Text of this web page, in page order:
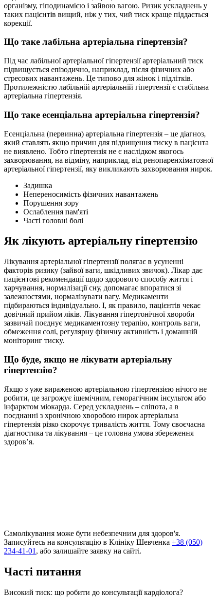
організму, гіподинамією і зайвою вагою. Ризик ускладнень у
таких пацієнтів вищий, ніж у тих, чий тиск краще піддається
корекції.
Що таке лабільна артеріальна гіпертензія?
Під час лабільної артеріальної гіпертензії артеріальний тиск
підвищується епізодично, наприклад, після фізичних або
стресових навантажень. Це типово для жінок і підлітків.
Протилежністю лабільній артеріальній гіпертензії є стабільна
артеріальна гіпертензія.
Що таке есенціальна артеріальна гіпертензія?
Есенціальна (первинна) артеріальна гіпертензія – це діагноз,
який ставлять якщо причин для підвищення тиску в пацієнта
не виявлено. Тобто гіпертензія не є наслідком якогось
захворювання, на відміну, наприклад, від ренопаренхіматозної
артеріальної гіпертензії, яку викликають захворювання нирок.
Задишка
Непереносимість фізичних навантажень
Порушення зору
Ослаблення пам'яті
Часті головні болі
Як лікують артеріальну гіпертензію
Лікування артеріальної гіпертензії полягає в усуненні
факторів ризику (зайвої ваги, шкідливих звичок). Лікар дає
пацієнтові рекомендації щодо здорового способу життя і
харчування, нормалізації сну, допомагає впоратися зі
залежностями, нормалізувати вагу. Медикаменти
підбираються індивідуально. І, як правило, пацієнтів чекає
довічний прийом ліків. Лікування гіпертонічної хвороби
зазвичай поєднує медикаментозну терапію, контроль ваги,
обмеження солі, регулярну фізичну активність і домашній
моніторинг тиску.
Що буде, якщо не лікувати артеріальну
гіпертензію?
Якщо з уже вираженою артеріальною гіпертензією нічого не
робити, це загрожує ішемічним, геморагічним інсультом або
інфарктом міокарда. Серед ускладнень – сліпота, а в
поєднанні з хронічною хворобою нирок артеріальна
гіпертензія різко скорочує тривалість життя. Тому своєчасна
діагностика та лікування – це головна умова збереження
здоров’я.
Самолікування може бути небезпечним для здоров'я.
Записуйтесь на консультацію в Клініку Шевченка +38 (050)
234-41-01 , або залишайте заявку на сайті.
Часті питання
Високий тиск: що робити до консультації кардіолога?